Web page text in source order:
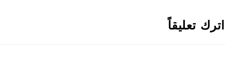
اترك تعليقاً